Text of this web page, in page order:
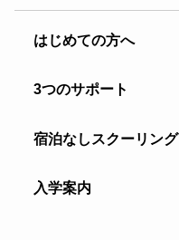
はじめての方へ
3つのサポート
宿泊なしスクーリング
入学案内